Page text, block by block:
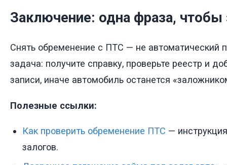
Заключение: одна фраза, чтобы
Снять обременение с ПТС — не автоматический
задача: получите справку, проверьте реестр и
записи, иначе автомобиль останется
Полезные ссылки:
Как проверить обременение ПТС —
залогов.